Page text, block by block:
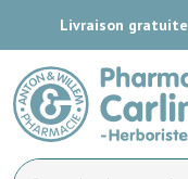
Livraison gratuite